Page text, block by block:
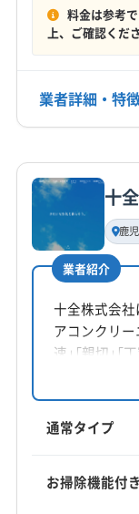
定休日
電話番号
公式HP
公式サイトを見る
料金は参考で
上、ご確認くだ
業者詳細・特
基本情報
代表者名
小川優弥
所在地
鹿児島県隼人
対応地域
いち
奄美市
薩摩川
鹿児島市
出水市
肝属郡肝付町
十
鹿
業者紹介
十全株式会
アコンクリ
速」「親切」
ニング士の
供。エコ洗
です。消臭
ョンも充実
通常タイプ
お掃除機能付き